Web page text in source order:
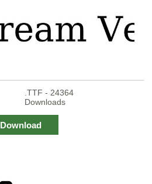
.TTF - 24364
Downloads
Download